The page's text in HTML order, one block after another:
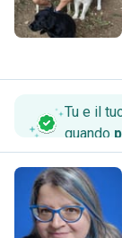
Tu e il
quando
E